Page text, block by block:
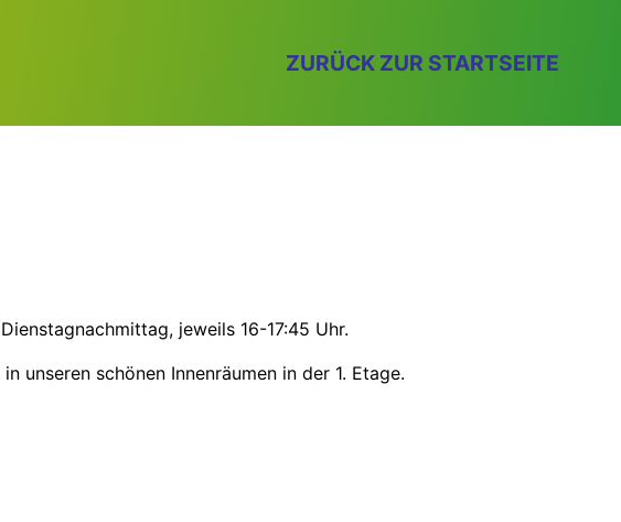
ZURÜCK ZUR STARTSEITE
jeweils 16-17:45 Uhr.
unseren schönen Innenräumen in der 1. Etage.